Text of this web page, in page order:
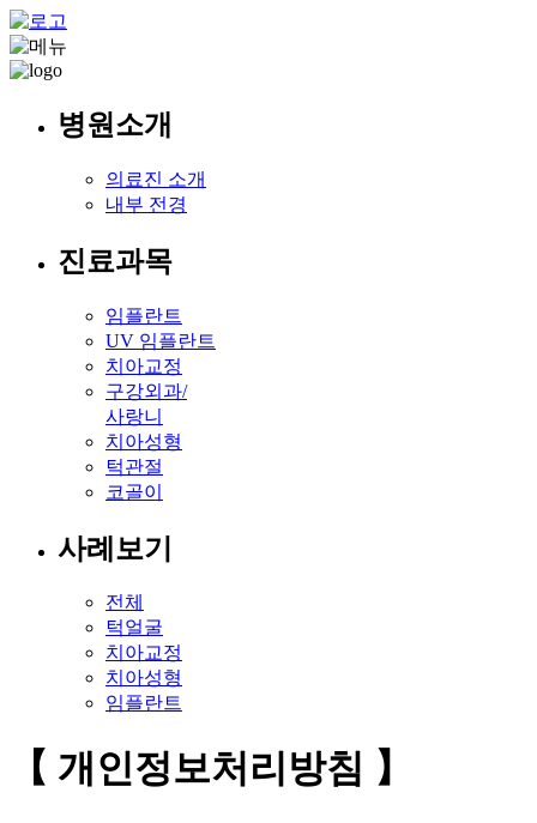
병원소개
의료진 소개
내부 전경
진료과목
임플란트
UV 임플란트
치아교정
구강외과/
사랑니
치아성형
턱관절
코골이
사례보기
전체
턱얼굴
치아교정
치아성형
임플란트
【 개인정보처리방침 】